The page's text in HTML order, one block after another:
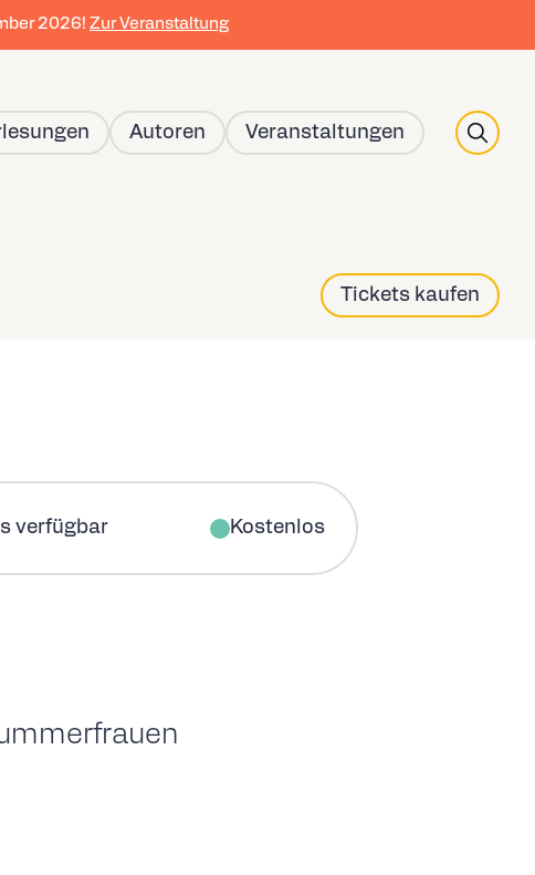
2026! Zur Veranstaltung
Autoren Veranstaltungen Search
Tickets kaufen
verfügbar Kostenlos